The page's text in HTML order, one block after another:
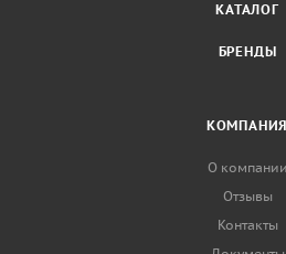
КАТАЛОГ
БРЕНДЫ
КОМПАНИЯ
О компании
Отзывы
Контакты